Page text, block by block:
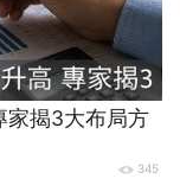
家揭3大布局方
345